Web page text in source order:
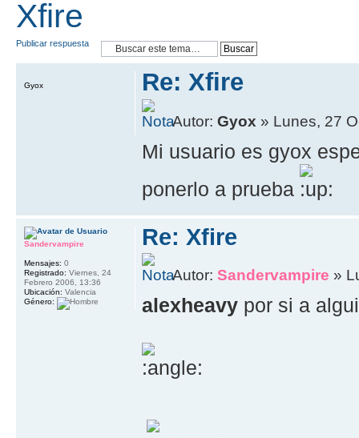
Xfire
Publicar respuesta
Re: Xfire
Autor:Gyox » Lunes, 27
Mi usuario es gyox
ponerlo a prueba
Gyox
Re: Xfire
Autor:Sandervampire »
alexheavy por si a
Sandervampire
Mensajes: 0
Registrado: Viernes, 24
Febrero 2006, 13:36
Ubicación: Valencia
Género: